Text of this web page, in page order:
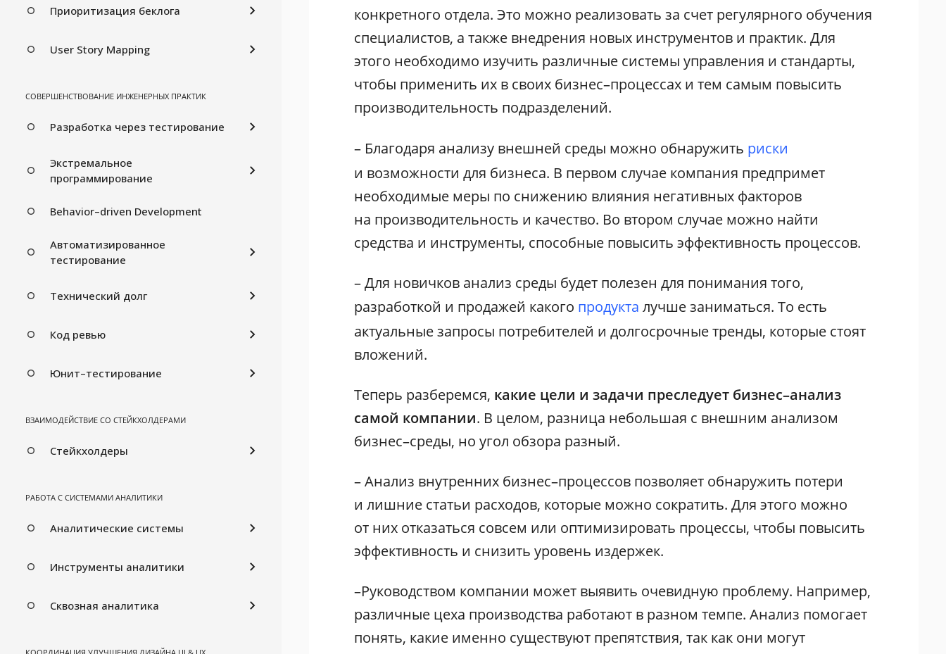
Приоритизация беклога
User Story Mapping
СОВЕРШЕНСТВОВАНИЕ ИНЖЕНЕРНЫХ ПРАКТИК
Разработка через тестирование
Экстремальное
программирование
Behavior–driven Development
Автоматизированное
тестирование
Технический долг
Код ревью
Юнит–тестирование
ВЗАИМОДЕЙСТВИЕ СО СТЕЙКХОЛДЕРАМИ
Стейкхолдеры
РАБОТА С СИСТЕМАМИ АНАЛИТИКИ
Аналитические системы
Инструменты аналитики
Сквозная аналитика
конкретного отдела. Это можно реализовать за счет регулярного обучения
специалистов, а также внедрения новых инструментов и практик. Для
этого необходимо изучить различные системы управления и стандарты,
чтобы применить их в своих бизнес–процессах и тем самым повысить
производительность подразделений.
– Благодаря анализу внешней среды можно обнаружить риски
и возможности для бизнеса. В первом случае компания предпримет
необходимые меры по снижению влияния негативных факторов
на производительность и качество. Во втором случае можно найти
средства и инструменты, способные повысить эффективность процессов.
– Для новичков анализ среды будет полезен для понимания того,
разработкой и продажей какого продукта лучше заниматься. То есть
актуальные запросы потребителей и долгосрочные тренды, которые стоят
вложений.
Теперь разберемся, какие цели и задачи преследует бизнес–анализ
самой компании. В целом, разница небольшая с внешним анализом
бизнес–среды, но угол обзора разный.
– Анализ внутренних бизнес–процессов позволяет обнаружить потери
и лишние статьи расходов, которые можно сократить. Для этого можно
от них отказаться совсем или оптимизировать процессы, чтобы повысить
эффективность и снизить уровень издержек.
–Руководством компании может выявить очевидную проблему. Например,
различные цеха производства работают в разном темпе. Анализ помогает
понять, какие именно существуют препятствия, так как они могут